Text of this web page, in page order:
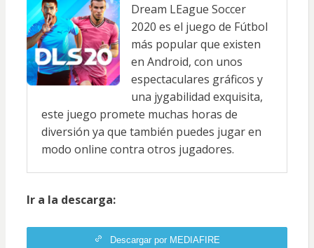
Dream LEague Soccer
2020 es el juego de Fútbol
más popular que existen
en Android, con unos
espectaculares gráficos y
una jygabilidad exquisita,
este juego promete muchas horas de
diversión ya que también puedes jugar en
modo online contra otros jugadores.
Ir a la descarga:
Descargar por MEDIAFIRE